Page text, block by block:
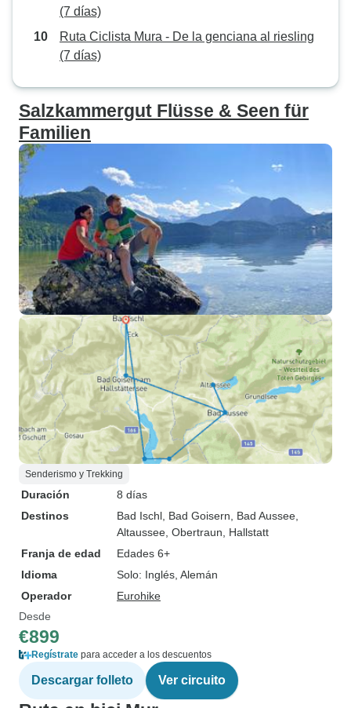
(7 días)
Ruta Ciclista Mura - De la genciana al riesling
(7 días)
Salzkammergut Flüsse & Seen für
Familien
Senderismo y Trekking
Duración
8 días
Destinos
Bad Ischl , Bad Goisern , Bad Aussee
Altaussee , Obertraun , Hallstatt
Franja de edad
Edades 6+
Idioma
Solo: Inglés, Alemán
Operador
Eurohike
Desde
€899
Regístrate para acceder a los descuentos
Descargar folleto Ver circuito